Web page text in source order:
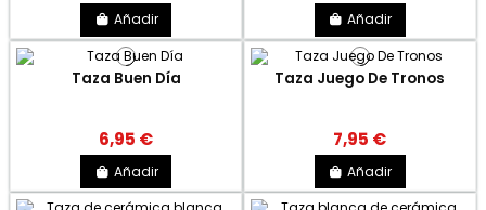
Añadir Añadir
Taza Buen Día
6,95 €
Añadir
Taza Juego De Tronos
7,95 €
Añadir